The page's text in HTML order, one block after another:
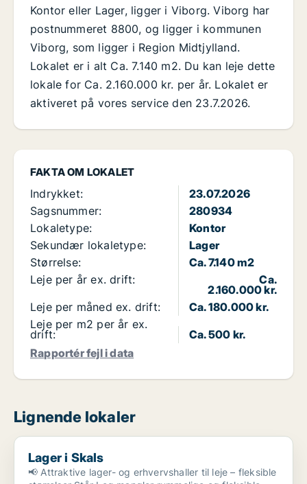
FAKTA OM LOKALET
Indrykket:
23.07.2026
Sagsnummer:
280934
Lokaletype:
Kontor
Sekundær lokaletype:
Lager
Størrelse:
Ca. 7.140 m2
Leje per år ex. drift:
Ca.
2.160.000 kr.
Leje per måned ex. drift:
Ca. 180.000 kr.
Leje per m2 per år ex.
drift:
Ca. 500 kr.
Rapportér fejl i data
Kontor eller Lager, ligger i Viborg. Viborg har
postnummeret 8800, og ligger i kommunen
Viborg, som ligger i Region Midtjylland.
Lokalet er i alt Ca. 7.140 m2. Du kan leje dette
lokale for Ca. 2.160.000 kr. per år. Lokalet er
aktiveret på vores service den 23.7.2026.
Lignende lokaler
Lager i Skals
Lager i Skals
📢 Attraktive lager- og erhvervshaller til leje – fleksible